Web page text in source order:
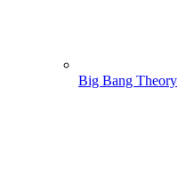
Big Bang Theory